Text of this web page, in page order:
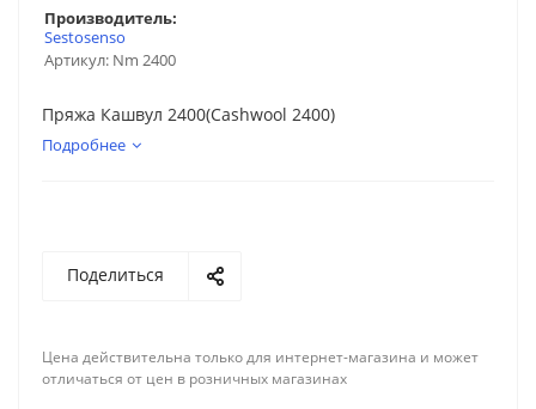
Артикул: Nm 2400
Производитель:
Sestosenso
Пряжа Кашвул 2400(Cashwool 2400)
Подробнее
Поделиться
Цена действительна только для интернет-магазина и может
отличаться от цен в розничных магазинах